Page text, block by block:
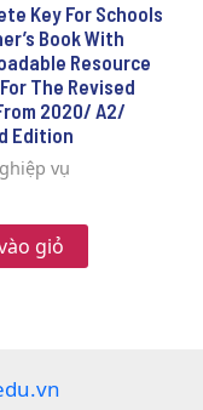
Key For Schools
Book With
Resource
The Revised
2020/ A2/
Edition
vụ
giỏ